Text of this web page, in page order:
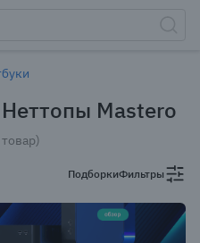
Mastero
ПодборкиФильтры